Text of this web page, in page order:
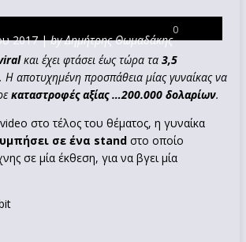
2017 |by Δημήτρης Θωμαδάκης
0
και έχει φτάσει έως τώρα τα 3,5
. Η αποτυχημένη προσπάθεια μίας γυναίκας να
καταστροφές αξίας …200.000 δολαρίων.
στο τέλος του θέματος, η γυναίκα
σε ένα stand στο οποίο
σε μία έκθεση, για να βγει μία